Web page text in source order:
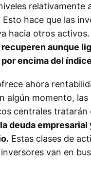
hace que las
hacia otros activos.
aunque
encima del
ahora
algún momento,
centrales
la deuda
Estas clases de
van en